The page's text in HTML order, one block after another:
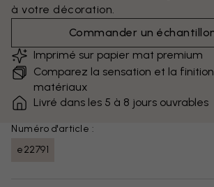
à votre décoration.
Commander un
Imprimé sur papier mat premium
Comparez la sensation et la
matériaux
Livré dans les 5 à 8 jours ouvrables
Numéro d'article :
e22791